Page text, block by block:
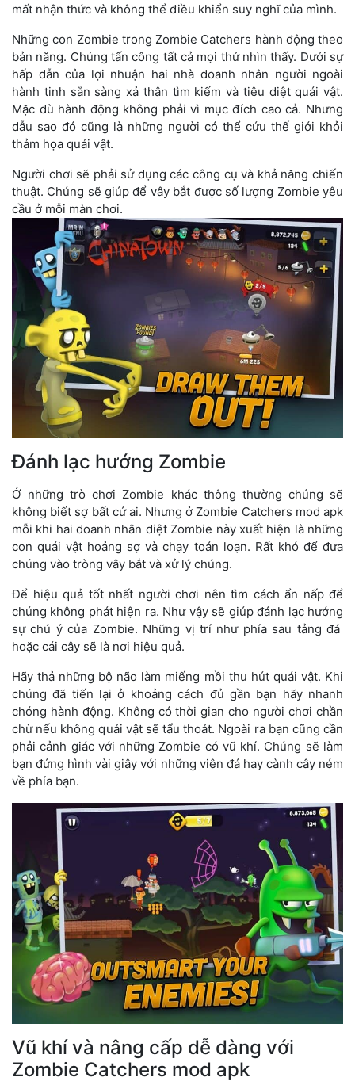
mất nhận thức và không thể điều khiển suy nghĩ của mình.
Những con Zombie trong Zombie Catchers hành động theo
bản năng. Chúng tấn công tất cả mọi thứ nhìn thấy. Dưới sự
hấp dẫn của lợi nhuận hai nhà doanh nhân người ngoài
hành tinh sẵn sàng xả thân tìm kiếm và tiêu diệt quái vật.
Mặc dù hành động không phải vì mục đích cao cả. Nhưng
dẫu sao đó cũng là những người có thể cứu thế giới khỏi
thảm họa quái vật.
Người chơi sẽ phải sử dụng các công cụ và khả năng chiến
thuật. Chúng sẽ giúp để vây bắt được số lượng Zombie yêu
cầu ở mỗi màn chơi.
Đánh lạc hướng Zombie
Ở những trò chơi Zombie khác thông thường chúng sẽ
không biết sợ bất cứ ai. Nhưng ở Zombie Catchers mod apk
mỗi khi hai doanh nhân diệt Zombie này xuất hiện là những
con quái vật hoảng sợ và chạy toán loạn. Rất khó để đưa
chúng vào tròng vây bắt và xử lý chúng.
Để hiệu quả tốt nhất người chơi nên tìm cách ẩn nấp để
chúng không phát hiện ra. Như vậy sẽ giúp đánh lạc hướng
sự chú ý của Zombie. Những vị trí như phía sau tảng đá
hoặc cái cây sẽ là nơi hiệu quả.
Hãy thả những bộ não làm miếng mồi thu hút quái vật. Khi
chúng đã tiến lại ở khoảng cách đủ gần bạn hãy nhanh
chóng hành động. Không có thời gian cho người chơi chần
chừ nếu không quái vật sẽ tẩu thoát. Ngoài ra bạn cũng cần
phải cảnh giác với những Zombie có vũ khí. Chúng sẽ làm
bạn đứng hình vài giây với những viên đá hay cành cây ném
về phía bạn.
Vũ khí và nâng cấp dễ dàng với
Zombie Catchers mod apk